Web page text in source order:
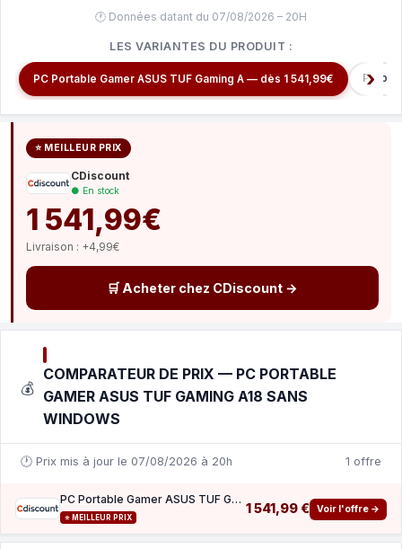
🕐 Données datant du 07/08/2026 – 20H
LES VARIANTES DU PRODUIT :
PC Portable Gamer ASUS TUF Gaming A — dès 1 541,99€ PC
⭐ MEILLEUR PRIX
CDiscount
● En stock
1 541,99€
Livraison : +4,99€
🛒 Acheter chez CDiscount →
💰
COMPARATEUR DE PRIX — PC PORTABLE
GAMER ASUS TUF GAMING A18 SANS
WINDOWS
🕐 Prix mis à jour le 07/08/2026 à 20h 1 offre
PC Portable Gamer ASUS TUF Gaming A18 Sans Windows - 18.0 WUXGA 144Hz - RTX 5060 8 Go - AM
⭐ MEILLEUR PRIX
1 541,99 € Voir l'offre →